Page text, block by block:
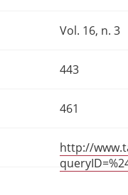
Vol. 16, n. 3
443
461
http://